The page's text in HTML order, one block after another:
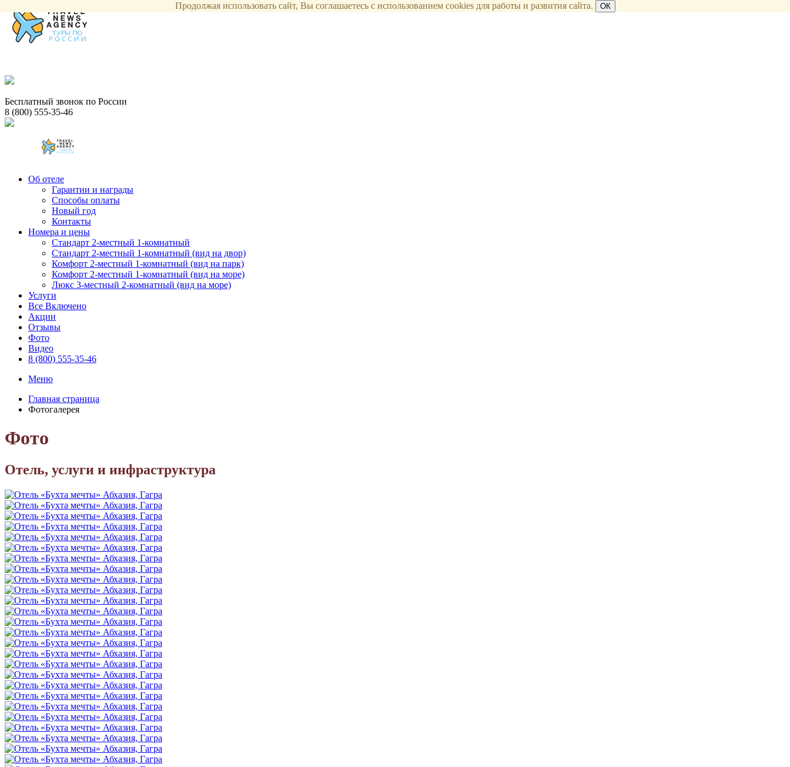
Бесплатный звонок по России
8 (800) 555-35-46
Об отеле
Гарантии и награды
Способы оплаты
Новый год
Контакты
Номера и цены
Стандарт 2-местный 1-комнатный
Стандарт 2-местный 1-комнатный (вид на двор)
Комфорт 2-местный 1-комнатный (вид на парк)
Комфорт 2-местный 1-комнатный (вид на море)
Люкс 3-местный 2-комнатный (вид на море)
Услуги
Все Включено
Акции
Отзывы
Фото
Видео
8 (800) 555-35-46
Меню
Главная страница
Фотогалерея
Фото
Отель, услуги и инфраструктура
Продолжая использовать сайт, Вы соглашаетесь с использованием cookies для работы и развития сайта. ОК